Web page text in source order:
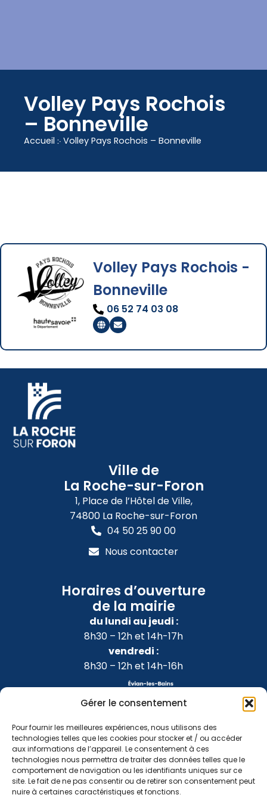
Gérer le consentement
Pour fournir les meilleures expériences, nous utilisons des
technologies telles que les cookies pour stocker et / ou accéder
aux informations de l’appareil. Le consentement à ces
technologies nous permettra de traiter des données telles que le
comportement de navigation ou les identifiants uniques sur ce
site. Le fait de ne pas consentir ou de retirer son consentement peut
nuire à certaines caractéristiques et fonctions.
Volley Pays Rochois
– Bonneville
Accueil ჻ Volley Pays Rochois – Bonneville
Volley Pays Rochois -
Bonneville
06 52 74 03 08
Ville de
La Roche-sur-Foron
1, Place de l’Hôtel de Ville,
74800 La Roche-sur-Foron
04 50 25 90 00
Nous contacter
Horaires d’ouverture
de la mairie
du lundi au jeudi :
8h30 – 12h et 14h-17h
vendredi :
8h30 – 12h et 14h-16h